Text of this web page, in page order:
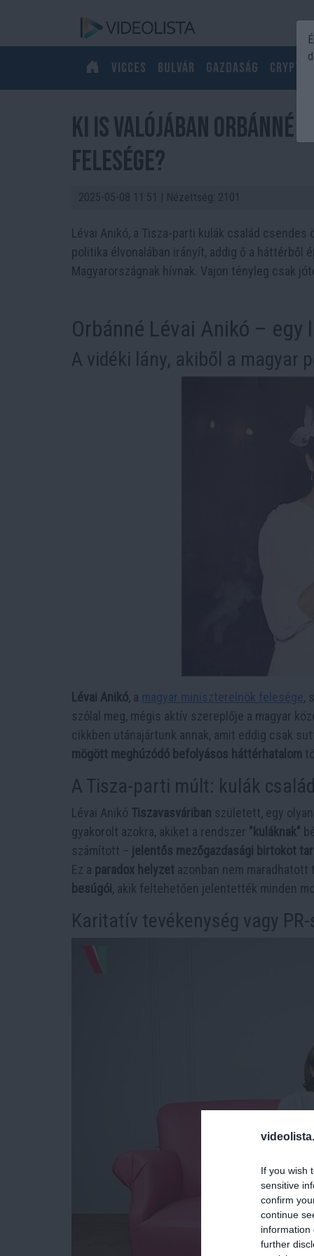
If you wish
sensitive
confirm
continue
information
further
Vicces Bulvár Gazdaság Crypto
Ki is valójában ORBÁNNÉ
felesége?
2025-05-08 11:51 | Nézettség: 2101
Lévai Anikó, a Tisza-parti kulák család
politika élvonalában irányít, addig ő a háttérből
Magyarországnak hívnak. Vajon tényleg csak
Orbánné Lévai Anikó –
A vidéki lány, akiből a magyar
Lévai Anikó, a magyar miniszterelnök felesége,
szólal meg, mégis aktív szereplője a magyar
cikkben utánajártunk annak, amit eddig csak
mögött meghúzódó befolyásos háttérhatalom
A Tisza-parti múlt: kulák
Lévai Anikó Tiszavasváriban született, egy
gyakorolt azokra, akiket a rendszer "kuláknak"
számított – jelentős mezőgazdasági birtokot
Ez a paradox helyzet azonban nem
besúgói , akik feltehetően jelentették minden
Karitatív tevékenység vagy